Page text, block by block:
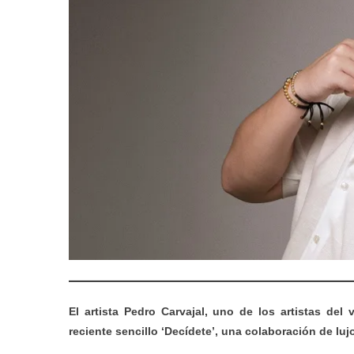
El artista Pedro Carvajal, uno de los artistas del
reciente sencillo ‘Decídete’, una colaboración de